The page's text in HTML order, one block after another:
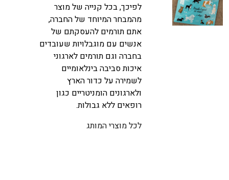
לפיכך, בכל קנייה של מוצר
מהמבחר המיוחד של החברה,
אתם תורמים להעסקתם של
אנשים עם מוגבלויות שעובדים
בחברה וגם תורמים לארגוני
איכות סביבה בינלאומיים
לשמירה על כדור הארץ
ולארגונים הומניטריים כגון
רופאים ללא גבולות.
לכל מוצרי המותג